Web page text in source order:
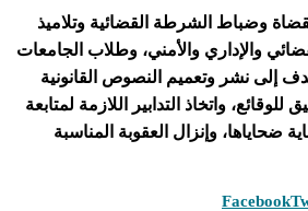
وضباط الشرطة القضائية وتلاميذ
والإداري والأمني، وطلاب الجامعات
إلى نشر وتعميم النصوص القانونية
واتخاذ التدابير اللازمة لمتابعة
ضحاياها، وإنزال العقوبة المناسبة
Facebook